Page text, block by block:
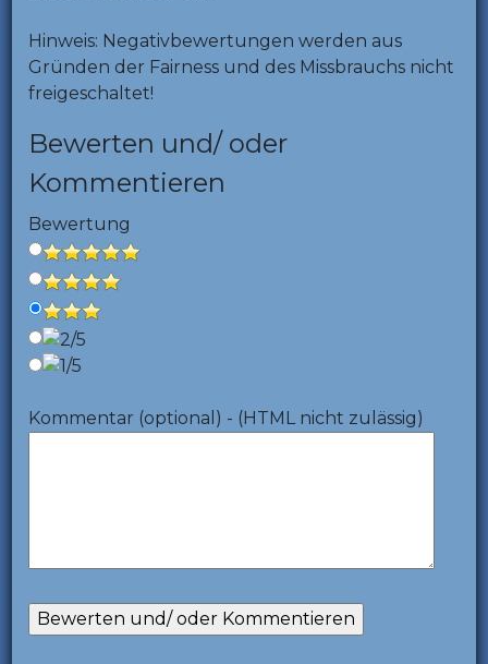
Hinweis: Negativbewertungen werden aus
Gründen der Fairness und des Missbrauchs nicht
freigeschaltet!
Bewerten und/ oder
Kommentieren
Bewertung
Kommentar (optional) - (HTML nicht zulässig)